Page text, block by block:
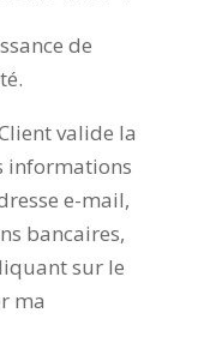
de
valide la
informations
e-mail,
bancaires,
sur le
ma